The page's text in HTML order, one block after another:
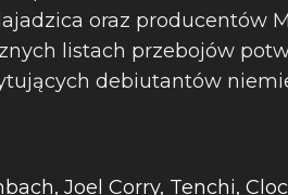
oraz producentów
listach przebojów
debiutantów